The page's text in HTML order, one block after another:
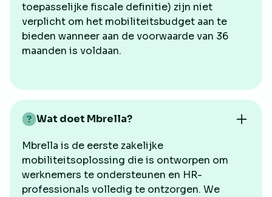
toepasselijke fiscale definitie) zijn niet
verplicht om het mobiliteitsbudget aan te
bieden wanneer aan de voorwaarde van 36
maanden is voldaan.
Wat doet Mbrella?
Mbrella is de eerste zakelijke
mobiliteitsoplossing die is ontworpen om
werknemers te ondersteunen en HR-
professionals volledig te ontzorgen. We